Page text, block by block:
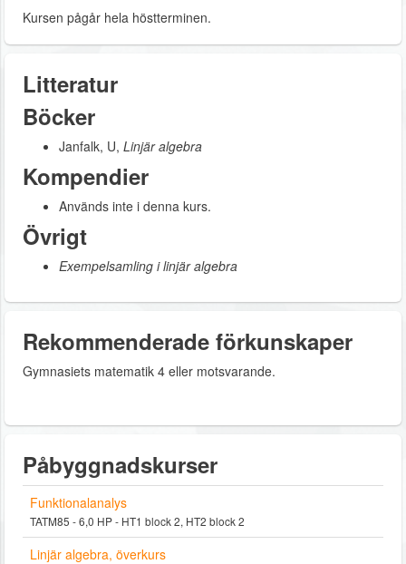
Kursen pågår hela höstterminen.
Litteratur
Böcker
Janfalk, U, Linjär algebra
Kompendier
Används inte i denna kurs.
Övrigt
Exempelsamling i linjär algebra
Rekommenderade förkunskaper
Gymnasiets matematik 4 eller motsvarande.
Påbyggnadskurser
Funktionalanalys
TATM85 - 6,0 HP - HT1 block 2, HT2 block 2
Linjär algebra, överkurs